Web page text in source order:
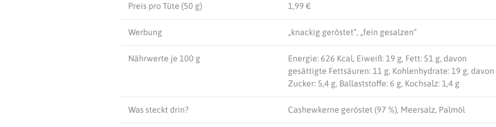
Preis pro Tüte (50 g) 1,99 €
Werbung „knackig geröstet“, „fein gesalzen“
Nährwerte je 100 g
Energie: 626 Kcal, Eiweiß: 19 g, Fett: 51 g, davon
gesättigte Fettsäuren: 11 g, Kohlenhydrate: 19 g, davon
Zucker: 5,4 g, Ballaststoffe: 6 g, Kochsalz: 1,4 g
Was steckt drin? Cashewkerne geröstet (97 %), Meersalz, Palmöl